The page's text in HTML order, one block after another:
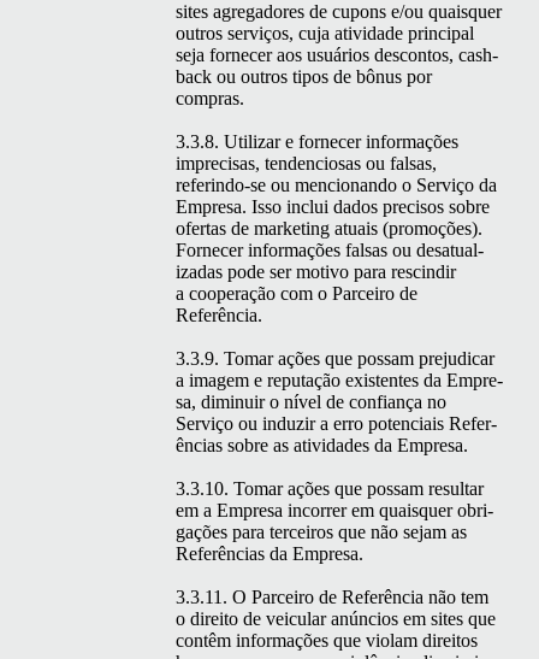
sites agre­gadores de cupons e/ou quais­quer
out­ros serviços, cuja ativi­dade prin­ci­pal
seja fornecer aos usuários descon­tos, cash­
back ou out­ros tipos de bônus por
compras.
3.3.8. Uti­lizar e fornecer infor­mações
impre­cisas, ten­den­ciosas ou fal­sas,
referindo-se ou men­cio­nan­do o Serviço da
Empre­sa. Isso inclui dados pre­cisos sobre
ofer­tas de mar­ket­ing atu­ais (pro­moções).
Fornecer infor­mações fal­sas ou desat­u­al­
izadas pode ser moti­vo para rescindir
a coop­er­ação com o Par­ceiro de
Referência.
3.3.9. Tomar ações que pos­sam prej­u­dicar
a imagem e rep­utação exis­tentes da Empre­
sa, diminuir o nív­el de con­fi­ança no
Serviço ou induzir a erro poten­ci­ais Refer­
ên­cias sobre as ativi­dades da Empresa.
3.3.10. Tomar ações que pos­sam resul­tar
em a Empre­sa incor­rer em quais­quer obri­
gações para ter­ceiros que não sejam as
Refer­ên­cias da Empresa.
3.3.11. O Par­ceiro de Refer­ên­cia não tem
o dire­ito de veic­u­lar anún­cios em sites que
con­têm infor­mações que vio­lam dire­itos